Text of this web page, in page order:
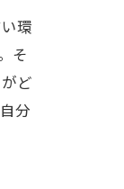
環
そ
ど
分